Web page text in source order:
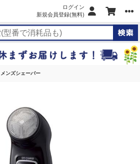
ログイン
新規会員登録(無料)
メンズシェーバー